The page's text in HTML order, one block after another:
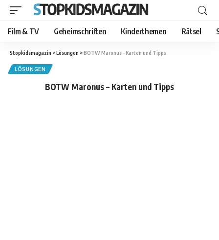
Film & TV Geheimschriften Kinderthemen Rätsel
Stopkidsmagazin >Lösungen >BOTW Maronus – Karten und Tipps
LÖSUNGEN
BOTW Maronus – Karten und Tipps